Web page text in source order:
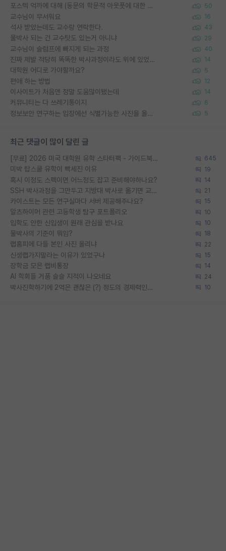
포스텍 억까에 대해 (동문의 학문적 아웃풋에 대한 반박) 50
교수님이 무서워요 16
석사 받았는데도 교수랑 연락한다. 43
물박사 되는 건 교수탓도 있는거 아니냐 29
교수님이 슬럼프에 빠지게 되는 과정 40
진짜 제발 적당히 똑똑한 박사과정이라도 위에 있었으면.. 14
대학원 어디로 가야할까요? 5
편애 하는 방법 12
이사이트가 처음엔 정말 도움많이됐는데 14
커뮤니티는 다 쓰레기통이지 6
정보보안 연구하는 입장에선 식별가능한 사진을 올리는건 비추이긴함 5
최근 댓글이 많이 달린 글
[무료] 2026 미국 대학원 유학 스타터팩 - 가이드북 & 합격자 컨택메일 템플릿 645
미박 탑스쿨 유학이 빡세진 이유 19
혹시 이정도 스펙이면 어느정도 잡고 준비해야하나요? 14
SSH 박사과정을 그만두고 지방대 박사로 옮기면 교수의 꿈은 끝일까요? 21
카이스트는 모든 연구실마다 서버 제공해주나요? 15
알츠하이머 관련 고등학생 탐구 포트폴리오 10
입학도 안한 신입생이 원래 관심을 받나요 10
물박사의 기준이 뭐임? 18
랩홈피에 다들 본인 사진 올리냐 22
신생랩가지말라는 이유가 있었구나 15
장학금 모은 랩비통장 14
AI 학회들 거품 슬슬 지적이 나오네요 24
박사진학하기에 2억은 괜찮은 (?) 정도의 경제력인가요 10